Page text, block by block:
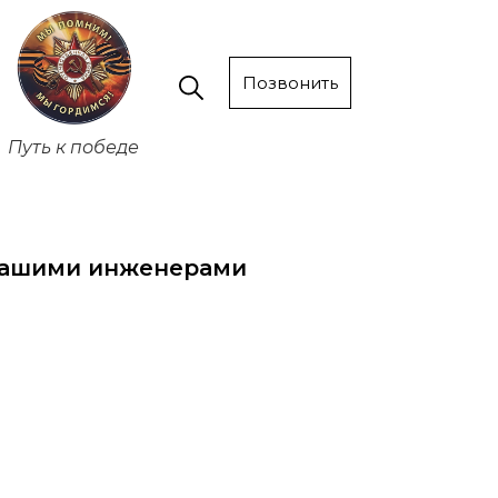
Путь к победе
Позвонить
инженерами